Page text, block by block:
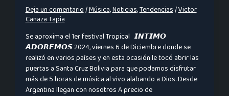
Deja un comentario/Música,Noticias,Tendencias/Victor
Canaza Tapia
Se aproxima el 1er festival Tropical 𝙄𝙉𝙏𝙄𝙈𝙊
𝘼𝘿𝙊𝙍𝙀𝙈𝙊𝙎 2024, viernes 6 de Diciembre donde se
realizó en varios países y en esta ocasión le tocó abrir las
puertas a Santa Cruz Bolivia para que podamos disfrutar
más de 5 horas de música al vivo alabando a Dios. Desde
Argentina llegan con nosotros A precio de